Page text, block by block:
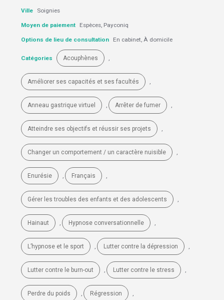
Ville Soignies
Moyen de paiement Espèces, Payconiq
Options de lieu de consultation En cabinet, À domicile
Catégories Acouphènes ,
Améliorer ses capacités et ses facultés ,
Anneau gastrique virtuel , Arrêter de fumer ,
Atteindre ses objectifs et réussir ses projets ,
Changer un comportement / un caractère nuisible ,
Enurésie , Français ,
Gérer les troubles des enfants et des adolescents ,
Hainaut , Hypnose conversationnelle ,
L’hypnose et le sport , Lutter contre la dépression ,
Lutter contre le burn-out , Lutter contre le stress ,
Perdre du poids , Régression ,